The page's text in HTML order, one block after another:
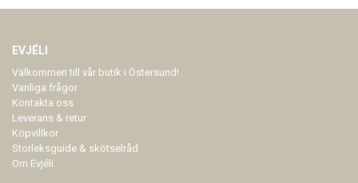
EVJÉLI
Välkommen till vår butik i Östersund!
Vanliga frågor
Kontakta oss
Leverans & retur
Köpvillkor
Storleksguide & skötselråd
Om Evjéli